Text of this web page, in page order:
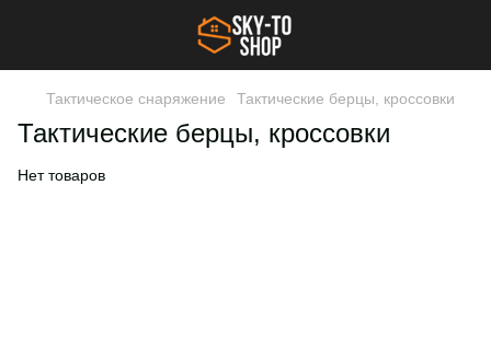
Тактическое снаряжение Тактические берцы, кроссовки
Тактические берцы, кроссовки
Нет товаров